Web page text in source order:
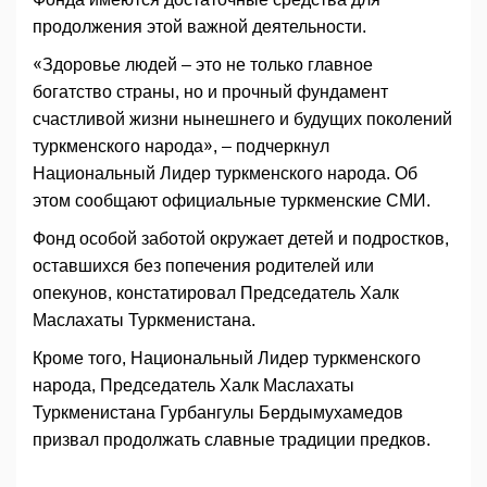
продолжения этой важной деятельности.
«Здоровье людей – это не только главное
богатство страны, но и прочный фундамент
счастливой жизни нынешнего и будущих поколений
туркменского народа», – подчеркнул
Национальный Лидер туркменского народа. Об
этом сообщают официальные туркменские СМИ.
Фонд особой заботой окружает детей и подростков,
оставшихся без попечения родителей или
опекунов, констатировал Председатель Халк
Маслахаты Туркменистана.
Кроме того, Национальный Лидер туркменского
народа, Председатель Халк Маслахаты
Туркменистана Гурбангулы Бердымухамедов
призвал продолжать славные традиции предков.